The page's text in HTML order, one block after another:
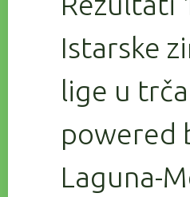
Istarske
lige u
powered
Laguna-